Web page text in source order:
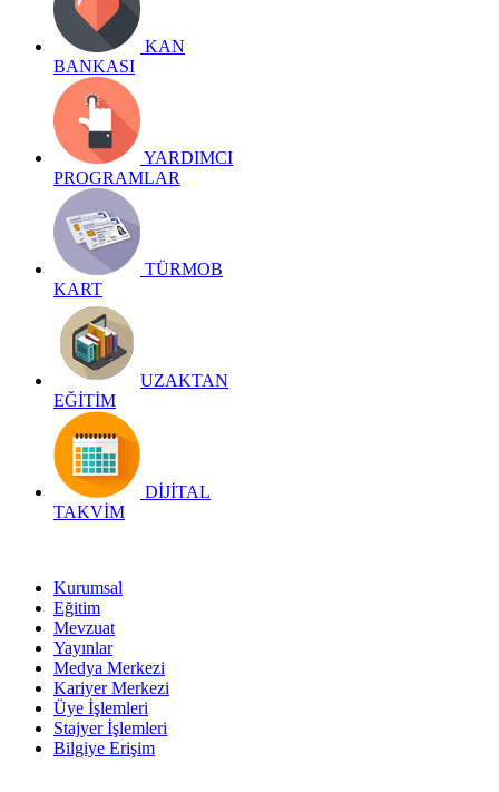
KAN
BANKASI
YARDIMCI
PROGRAMLAR
TÜRMOB
KART
UZAKTAN
EĞİTİM
DİJİTAL
TAKVİM
Kurumsal
Eğitim
Mevzuat
Yayınlar
Medya Merkezi
Kariyer Merkezi
Üye İşlemleri
Stajyer İşlemleri
Bilgiye Erişim